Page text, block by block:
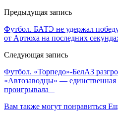
Предыдущая запись
Футбол. БАТЭ не удержал
от Артюха на последних
Следующая запись
Футбол. «Торпедо»-БелАЗ
«Автозаводцы» — единственная
проигрывала
Вам также могут понравиться